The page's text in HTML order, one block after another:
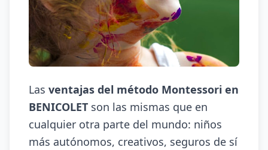
Las ventajas del método Montessori en
BENICOLET son las mismas que en
cualquier otra parte del mundo: niños
más autónomos, creativos, seguros de sí